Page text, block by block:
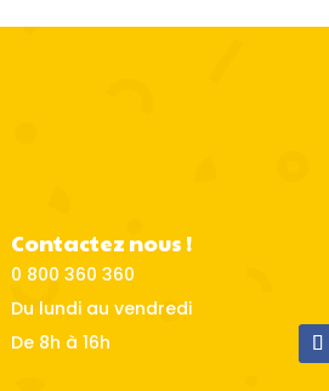
Contactez nous !
0 800 360 360
Du lundi au vendredi
De 8h à 16h